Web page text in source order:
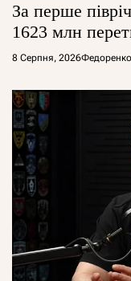
За перше
1623 млн
8 Серпня, 2026